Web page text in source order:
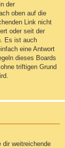
der
oben auf die
Link nicht
oder seit der
Es ist auch
eine Antwort
dieses Boards
triftigen Grund
dir weitreichende